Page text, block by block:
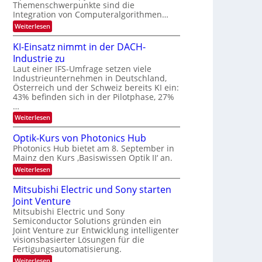
k
t
s
m
e
l
d
e
t
s
t
a
r
k
e
W
a
h
s
t
u
m
m
e
r
s
t
e
n
H
a
Themenschwerpunkte sind die
Integration von Computeralgorithmen…
Weiterlesen:
8
9
.
W
E
-
H
e
a
e
s
-
S
e
m
i
n
a
r
KI-Einsatz nimmt in der DACH-
Industrie zu
Laut einer IFS-Umfrage setzen viele
Industrieunternehmen in Deutschland,
Österreich und der Schweiz bereits KI ein:
43% befinden sich in der Pilotphase, 27%
…
Weiterlesen:
K
-
E
i
n
s
t
z
n
i
m
m
t
i
n
Optik-Kurs von Photonics Hub
Photonics Hub bietet am 8. September in
Mainz den Kurs ‚Basiswissen Optik II‘ an.
Weiterlesen:
O
p
t
i
k
-
K
u
r
s
v
Mitsubishi Electric und Sony starten
Joint Venture
Mitsubishi Electric und Sony
Semiconductor Solutions gründen ein
Joint Venture zur Entwicklung intelligenter
visionsbasierter Lösungen für die
Fertigungsautomatisierung.
: